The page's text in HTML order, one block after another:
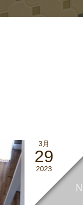
3月
29
2023